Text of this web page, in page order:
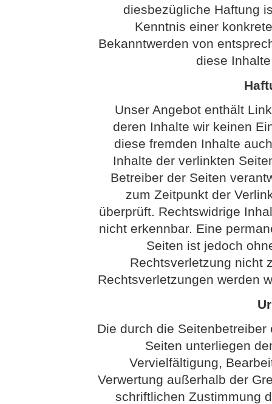
diesbezügliche Haftung
Kenntnis einer
Bekanntwerden von
diese
Unser Angebot enthält
deren Inhalte wir keinen
diese fremden Inhalte
Inhalte der verlinkten
Betreiber der Seiten
zum Zeitpunkt der
überprüft. Rechtswidrige
nicht erkennbar. Eine
Seiten ist jedoch
Rechtsverletzung nicht
Rechtsverletzungen werden
Die durch die
Seiten unterliegen
Vervielfältigung,
Verwertung außerhalb der
schriftlichen Zustimmung